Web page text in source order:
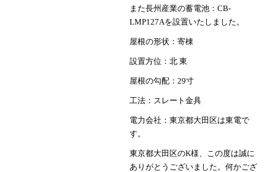
また長州産業の蓄電池：CB-
LMP127Aを設置いたしました。
屋根の形状：寄棟
設置方位：北 東
屋根の勾配：29寸
工法：スレート金具
電力会社：東京都大田区は東電で
す。
東京都大田区のK様、この度は誠に
ありがとうございました。何かござ